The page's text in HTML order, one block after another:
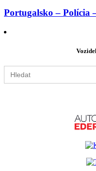
Portugalsko – Polícia
Search
for: